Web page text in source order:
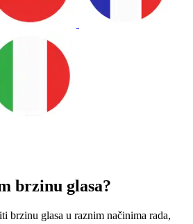
brzinu glasa?
brzinu glasa u raznim načinima rada,